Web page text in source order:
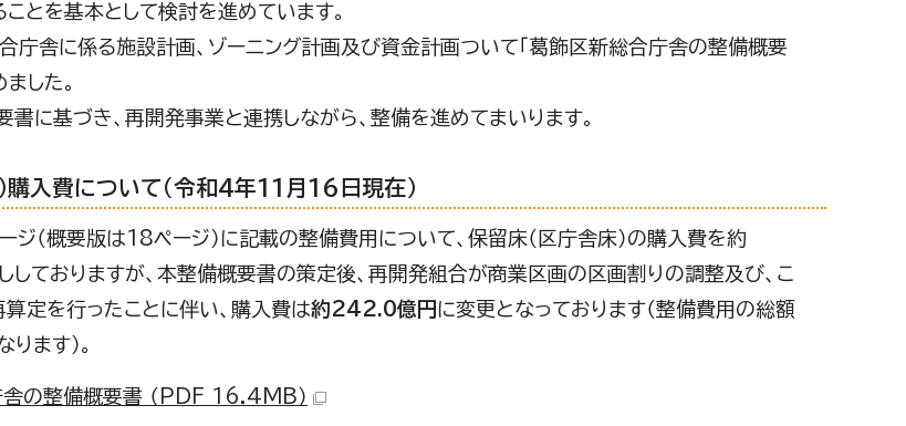
とを基本として検討を進めています。
庁舎に係る施設計画、ゾーニング計画及び資金計画ついて「葛飾区新総合庁舎の整備概要
した。
書に基づき、再開発事業と連携しながら、整備を進めてまいります。
購入費について（令和4年11月16日現在）
（概要版は18ページ）に記載の整備費用について、保留床（区庁舎床）の購入費を約
ておりますが、本整備概要書の策定後、再開発組合が商業区画の区画割りの調整及び、こ
定を行ったことに伴い、購入費は約242.0億円 に変更となっております（整備費用の総額
ます）。
の整備概要書 （PDF 16.4MB）